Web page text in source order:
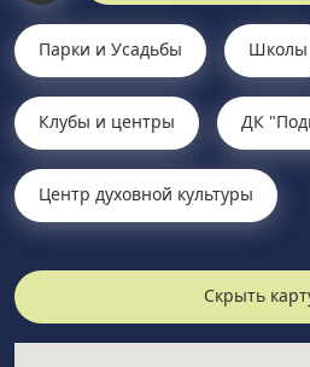
Парки и Усадьбы Школы
Клубы и центры ДК
Центр духовной культуры
Скрыть